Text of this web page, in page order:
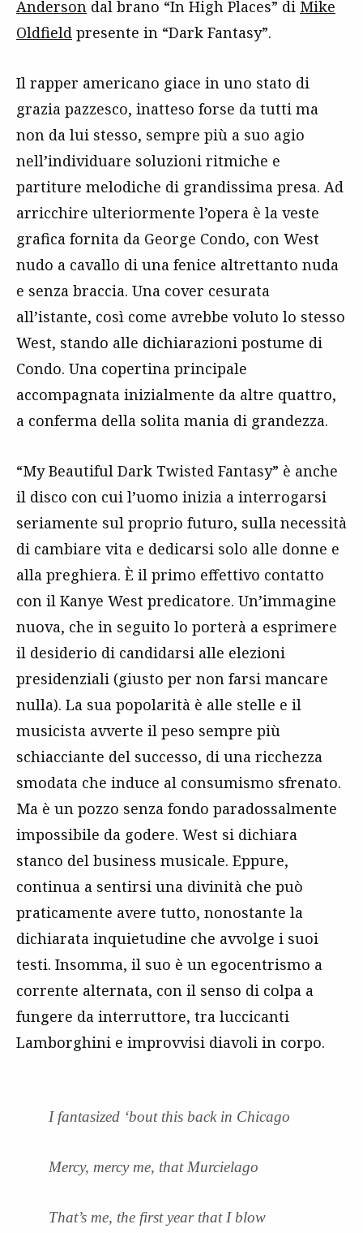
Anderson dal brano “In High Places” di Mike
Oldfield presente in “Dark Fantasy”.
Il rapper americano giace in uno stato di
grazia pazzesco, inatteso forse da tutti ma
non da lui stesso, sempre più a suo agio
nell’individuare soluzioni ritmiche e
partiture melodiche di grandissima presa. Ad
arricchire ulteriormente l’opera è la veste
grafica fornita da George Condo, con West
nudo a cavallo di una fenice altrettanto nuda
e senza braccia. Una cover cesurata
all’istante, così come avrebbe voluto lo stesso
West, stando alle dichiarazioni postume di
Condo. Una copertina principale
accompagnata inizialmente da altre quattro,
a conferma della solita mania di grandezza.
“My Beautiful Dark Twisted Fantasy” è anche
il disco con cui l’uomo inizia a interrogarsi
seriamente sul proprio futuro, sulla necessità
di cambiare vita e dedicarsi solo alle donne e
alla preghiera. È il primo effettivo contatto
con il Kanye West predicatore. Un’immagine
nuova, che in seguito lo porterà a esprimere
il desiderio di candidarsi alle elezioni
presidenziali (giusto per non farsi mancare
nulla). La sua popolarità è alle stelle e il
musicista avverte il peso sempre più
schiacciante del successo, di una ricchezza
smodata che induce al consumismo sfrenato.
Ma è un pozzo senza fondo paradossalmente
impossibile da godere. West si dichiara
stanco del business musicale. Eppure,
continua a sentirsi una divinità che può
praticamente avere tutto, nonostante la
dichiarata inquietudine che avvolge i suoi
testi. Insomma, il suo è un egocentrismo a
corrente alternata, con il senso di colpa a
fungere da interruttore, tra luccicanti
Lamborghini e improvvisi diavoli in corpo.
I fantasized ‘bout this back in Chicago
Mercy, mercy me, that Murcielago
That’s me, the first year that I blow